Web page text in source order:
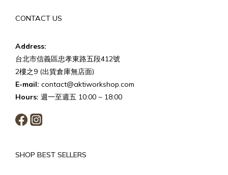
CONTACT US
Address:
台北市信義區忠孝東路五段412號
2樓之9 (出貨倉庫無店面)
E-mail: contact@aktiworkshop.com
Hours: 週一至週五 10:00 ~ 18:00
SHOP BEST SELLERS